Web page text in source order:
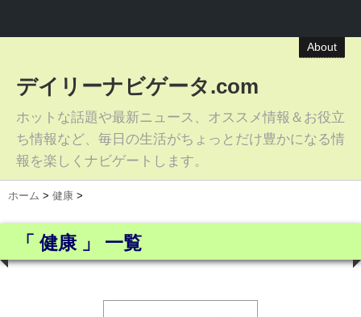
About
デイリーナビゲータ.com
ホットな話題や最新ニュース、オススメ情報＆お役立
ち情報など、毎日の生活がちょっとだけ豊かになる情
報を楽しくナビゲートします。
ホーム > 健康 >
「 健康 」 一覧